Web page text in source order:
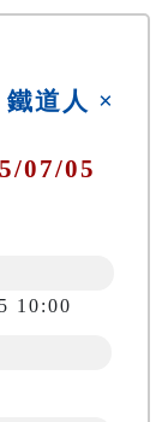
道人 ×
07/05
10:00